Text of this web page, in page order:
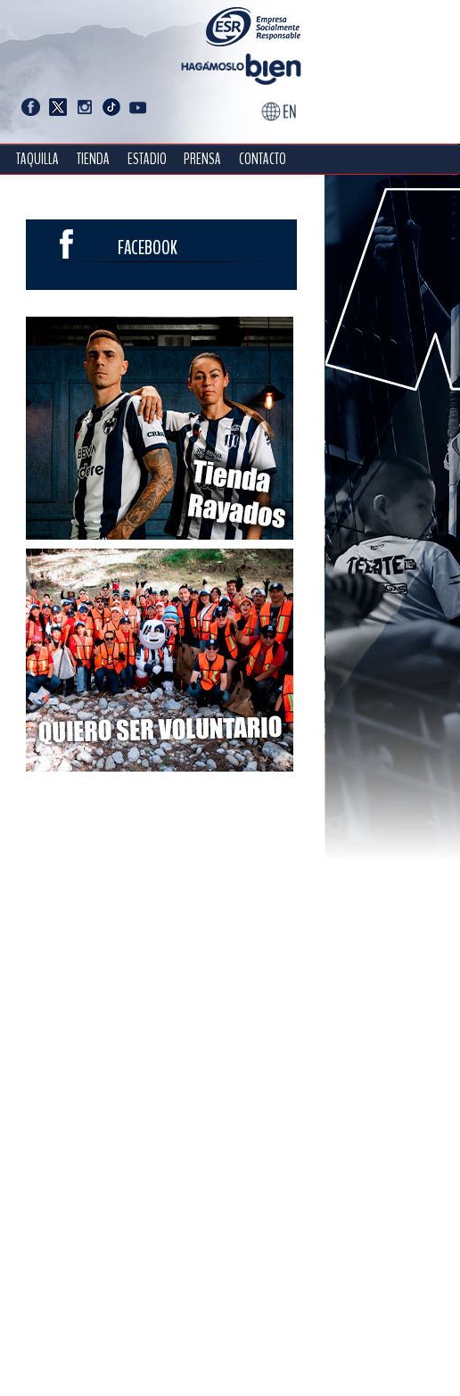
TAQUILLA TIENDA ESTADIO PRENSA CONTACTO
FACEBOOK